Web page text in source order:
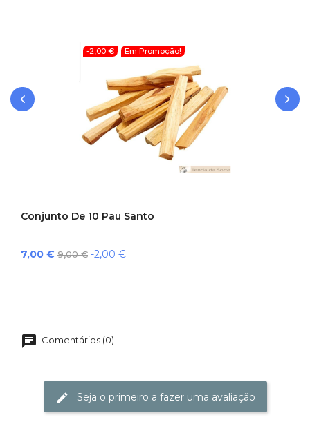
Em Promoção!
-2,00 €
Conjunto De 10 Pau Santo
Preço
7,00 € Preço
9,00 € -2,00 €
Comentários (0)
Seja o primeiro a fazer uma avaliação